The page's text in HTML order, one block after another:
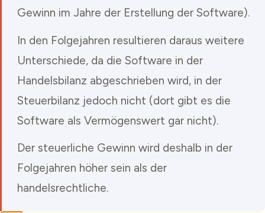
Gewinn im Jahre der Erstellung der Software).
In den Folgejahren resultieren daraus weitere
Unterschiede, da die Software in der
Handelsbilanz abgeschrieben wird, in der
Steuerbilanz jedoch nicht (dort gibt es die
Software als Vermögenswert gar nicht).
Der steuerliche Gewinn wird deshalb in der
Folgejahren höher sein als der
handelsrechtliche.